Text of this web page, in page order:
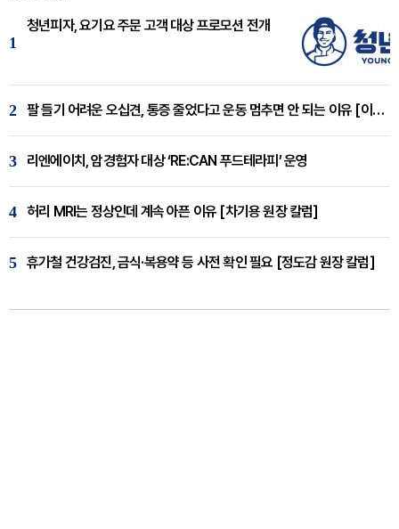
1
청년피자, 요기요 주문 고객 대상 프로모션 전개
2 팔 들기 어려운 오십견, 통증 줄었다고 운동 멈추면 안 되는 이유 [이병욱 원장 칼럼]
3 리엔에이치, 암경험자 대상 ‘RE:CAN 푸드테라피’ 운영
4 허리 MRI는 정상인데 계속 아픈 이유 [차기용 원장 칼럼]
5 휴가철 건강검진, 금식·복용약 등 사전 확인 필요 [정도감 원장 칼럼]